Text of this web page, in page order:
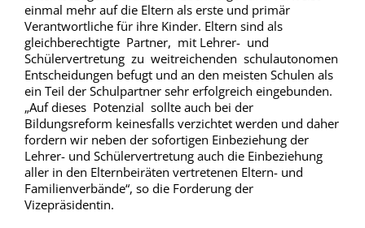
einmal mehr auf die Eltern als erste und primär
Verantwortliche für ihre Kinder. Eltern sind als
gleichberechtigte Partner, mit Lehrer- und
Schülervertretung zu weitreichenden schulautonomen
Entscheidungen befugt und an den meisten Schulen als
ein Teil der Schulpartner sehr erfolgreich eingebunden.
„Auf dieses Potenzial sollte auch bei der
Bildungsreform keinesfalls verzichtet werden und daher
fordern wir neben der sofortigen Einbeziehung der
Lehrer- und Schülervertretung auch die Einbeziehung
aller in den Elternbeiräten vertretenen Eltern- und
Familienverbände“, so die Forderung der
Vizepräsidentin.